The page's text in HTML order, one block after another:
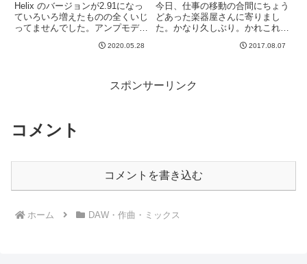
Helix のバージョンが2.91になっ
ていろいろ増えたものの全くいじ
ってませんでした。アンプモデル
というやつです。メーカーサイト
2020.05.28
今日、仕事の移動の合間にちょう
どあった楽器屋さんに寄りまし
た。かなり久しぶり。かれこれ２
ーボードがそろそろ感（たまに接
いたためです。アナログシンセの
S...
2017.08.07
スポンサーリンク
コメント
コメントを書き込む
ホーム DAW・作曲・ミックス